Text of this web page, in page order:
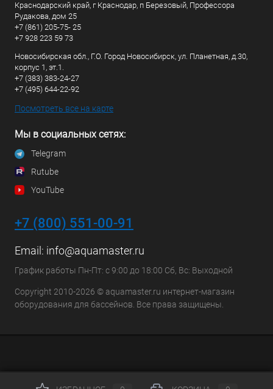
Краснодарский край, г Краснодар, п Березовый, Профессора
Рудакова, дом 25
+7 (861) 205-75- 25
+7 928 223 59 73
Новосибирская обл., Г.О. Город Новосибирск, ул. Планетная, д.30,
корпус 1, эт.1.
+7 (383) 383-24-27
+7 (495) 644-22-92
Посмотреть все на карте
Мы в социальных сетях:
Telegram
Rutube
YouTube
+7 (800) 551-00-91
Email: info@aquamaster.ru
График работы Пн-Пт: с 9:00 до 18:00 Сб, Вс: Выходной
Copyright 2010-2026 © aquamaster.ru интернет-магазин
оборудования для бассейнов. Все права защищены.